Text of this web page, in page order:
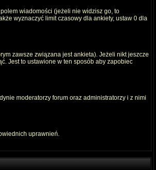
polem wiadomości (jeżeli nie widzisz go, to
wyznaczyć limit czasowy dla ankiety, ustaw 0 dla
zawsze związana jest ankieta). Jeżeli nikt jeszcze
Jest to ustawione w ten sposób aby zapobiec
moderatorzy forum oraz administratorzy i z nimi
uprawnień.